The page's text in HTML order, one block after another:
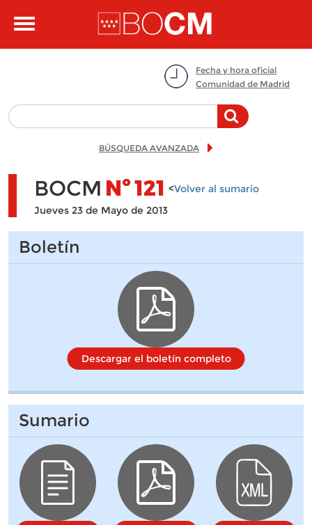
Toggle
Fecha y hora oficial
Comunidad de Madrid
BÚSQUEDA AVANZADA
BOCM Nº121 <Volver al sumario
Jueves 23 de Mayo de 2013
Boletín
Descargar el boletín completo
Sumario